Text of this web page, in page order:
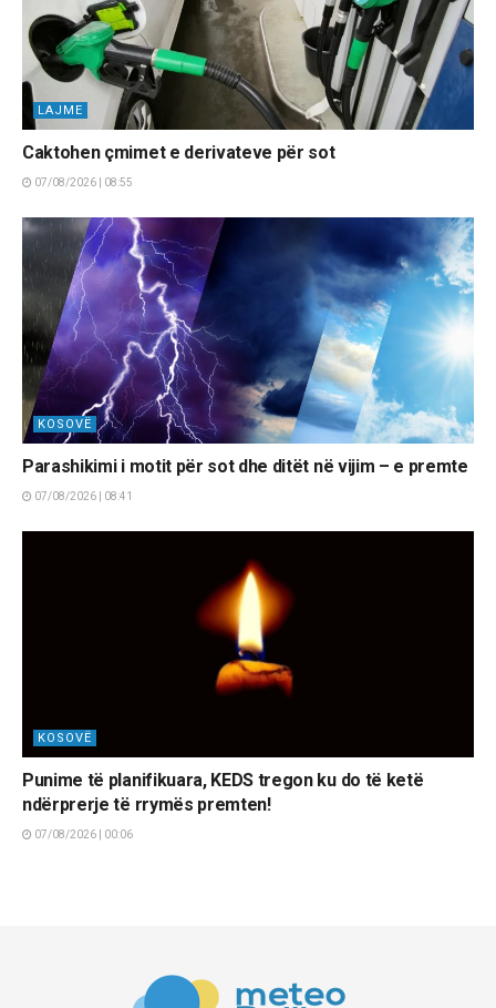
LAJME
Caktohen çmimet e derivateve për sot
07/08/2026 | 08:55
KOSOVË
Parashikimi i motit për sot dhe ditët në vijim – e premte
07/08/2026 | 08:41
KOSOVË
Punime të planifikuara, KEDS tregon ku do të ketë
ndërprerje të rrymës premten!
07/08/2026 | 00:06